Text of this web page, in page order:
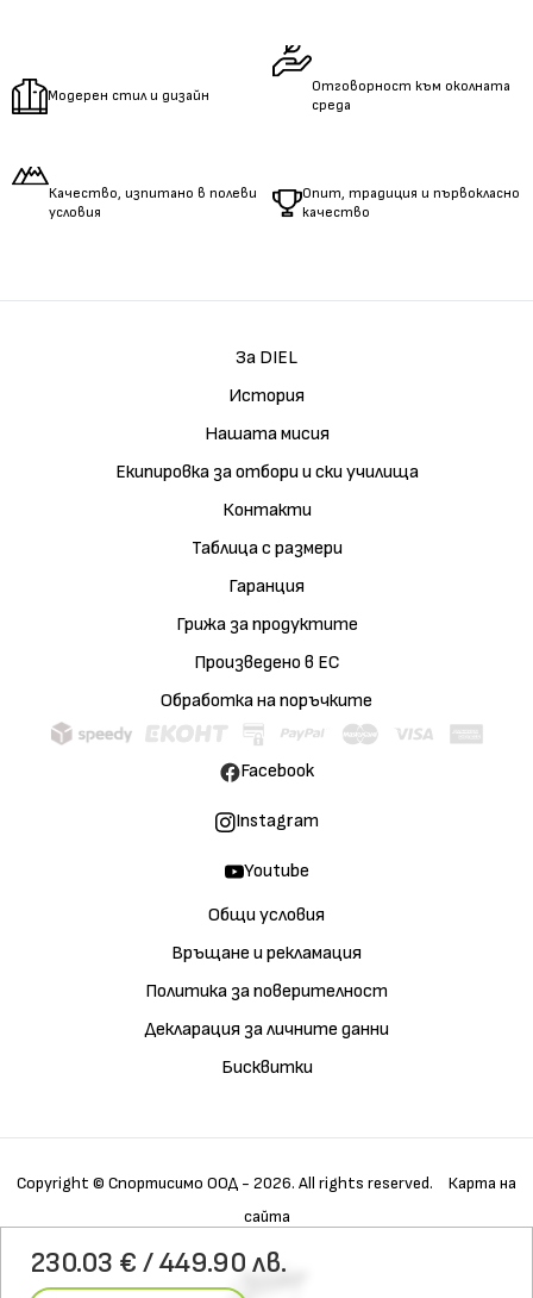
Галерия
Характеристики
Технологии
230.03 € / 449.90 лв.
Модерен стил и дизайн
Отговорност към околната
среда
Качество, изпитано в полеви
условия
Опит, традиция и първокласно
качество
За DIEL
История
Нашата мисия
Екипировка за отбори и ски училища
Контакти
Таблица с размери
Гаранция
Грижа за продуктите
Произведено в ЕС
Обработка на поръчките
Общи условия
Връщане и рекламация
Политика за поверителност
Декларация за личните данни
Бисквитки
Facebook
Instagram
Youtube
Copyright © Спортисимо ООД - 2026. All rights reserved.
Карта на
сайта